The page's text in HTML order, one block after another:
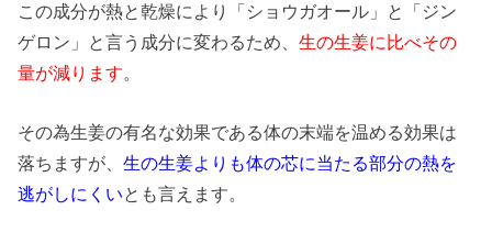
この成分が熱と乾燥により「ショウガオール」と「ジン
ゲロン」と言う成分に変わるため、生の生姜に比べその
量が減ります。
その為生姜の有名な効果である体の末端を温める効果は
落ちますが、生の生姜よりも体の芯に当たる部分の熱を
逃がしにくいとも言えます。